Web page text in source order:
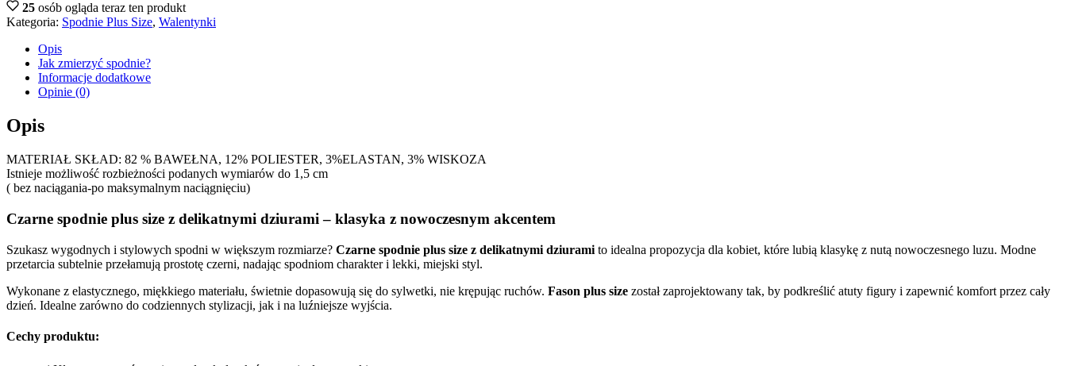
25 osób ogląda teraz ten produkt
Kategoria: Spodnie Plus Size, Walentynki
Opis
Jak zmierzyć spodnie?
Informacje dodatkowe
Opinie (0)
Opis
MATERIAŁ SKŁAD: 82 % BAWEŁNA, 12% POLIESTER, 3%ELASTAN, 3% WISKOZA
Istnieje możliwość rozbieżności podanych wymiarów do 1,5 cm
( bez naciągania-po maksymalnym naciągnięciu)
Czarne spodnie plus size z delikatnymi dziurami – klasyka z nowoczesnym akcentem
Szukasz wygodnych i stylowych spodni w większym rozmiarze? Czarne spodnie plus size z delikatnymi dziurami to idealna propozycja dla kobiet, które lubią klasykę z nutą nowoczesnego luzu. Modne
przetarcia subtelnie przełamują prostotę czerni, nadając spodniom charakter i lekki, miejski styl.
Wykonane z elastycznego, miękkiego materiału, świetnie dopasowują się do sylwetki, nie krępując ruchów. Fason plus size został zaprojektowany tak, by podkreślić atuty figury i zapewnić komfort przez cały
dzień. Idealne zarówno do codziennych stylizacji, jak i na luźniejsze wyjścia.
Cechy produktu: